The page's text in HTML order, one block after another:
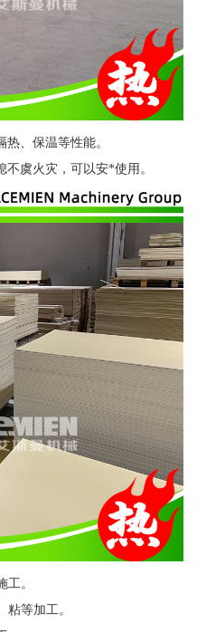
、保温等性能。
虞火灾，可以安*使用。
。
等加工。